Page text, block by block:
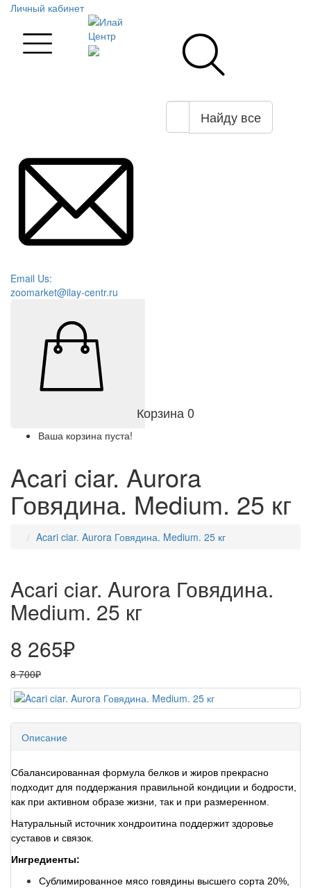
Личный кабинет
Найду все
Email Us:
zoomarket@ilay-centr.ru
Корзина0
Ваша корзина пуста!
Acari ciar. Aurora
Говядина. Medium. 25 кг
Acari ciar. Aurora Говядина. Medium. 25 кг
Acari ciar. Aurora Говядина.
Medium. 25 кг
8 265₽
8 700₽
Описание
Сбалансированная формула белков и жиров прекрасно
подходит для поддержания правильной кондиции и бодрости,
как при активном образе жизни, так и при размеренном.
Натуральный источник хондроитина поддержит здоровье
суставов и связок.
Ингредиенты:
Сублимированное мясо говядины высшего сорта 20%,